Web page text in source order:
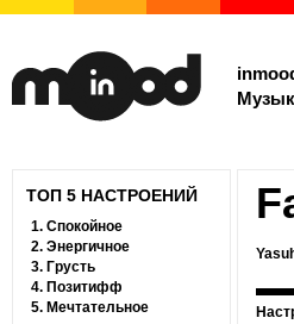
ТОП 5 НАСТРОЕНИЙ
1. Спокойное
2. Энергичное
3. Грусть
4. Позитифф
5. Мечтательное